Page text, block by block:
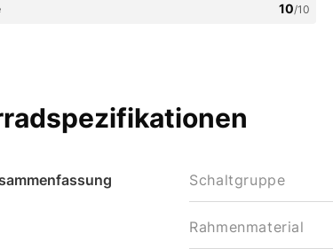
10/10
Schaltgruppe
Rahmenmaterial